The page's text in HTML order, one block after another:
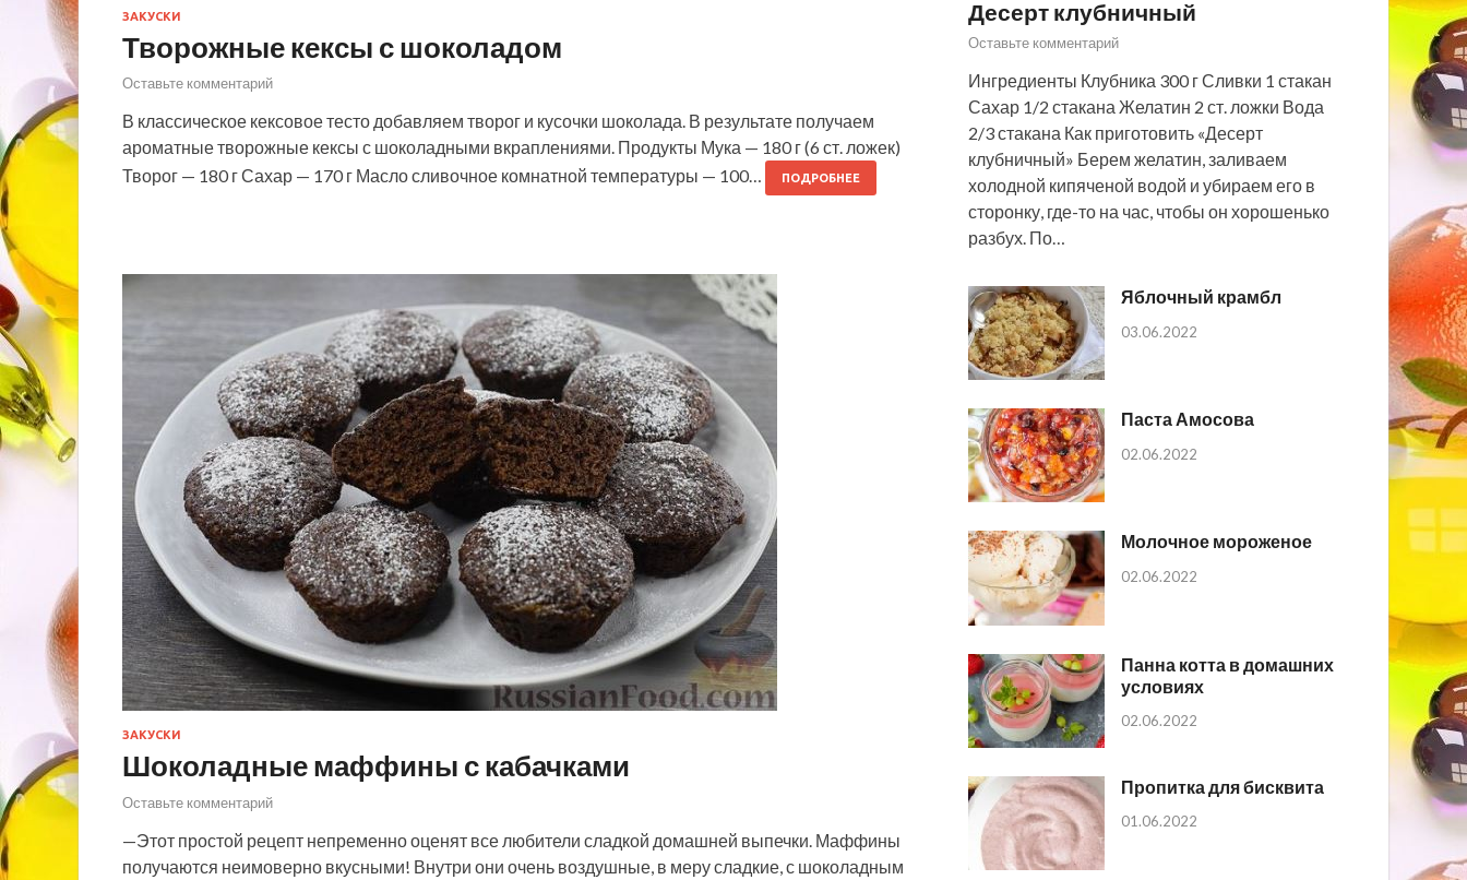
ЗАКУСКИ
Творожные кексы с шоколадом
Оставьте комментарий
В классическое кексовое тесто добавляем творог и кусочки шоколада. В результате получаем
ароматные творожные кексы с шоколадными вкраплениями. Продукты Мука — 180 г (6 ст. ложек)
Творог — 180 г Сахар — 170 г Масло сливочное комнатной температуры — 100…
ПОДРОБНЕЕ
ЗАКУСКИ
Шоколадные маффины с кабачками
Оставьте комментарий
—Этот простой рецепт непременно оценят все любители сладкой домашней выпечки. Маффины
получаются неимоверно вкусными! Внутри они очень воздушные, в меру сладкие, с шоколадным
Десерт клубничный
Оставьте комментарий
Ингредиенты Клубника 300 г Сливки 1 стакан
Сахар 1/2 стакана Желатин 2 ст. ложки Вода
2/3 стакана Как приготовить «Десерт
клубничный» Берем желатин, заливаем
холодной кипяченой водой и убираем его в
сторонку, где-то на час, чтобы он хорошенько
разбух. По…
Яблочный крамбл
03.06.2022
Паста Амосова
02.06.2022
Молочное мороженое
02.06.2022
Панна котта в домашних
условиях
02.06.2022
Пропитка для бисквита
01.06.2022